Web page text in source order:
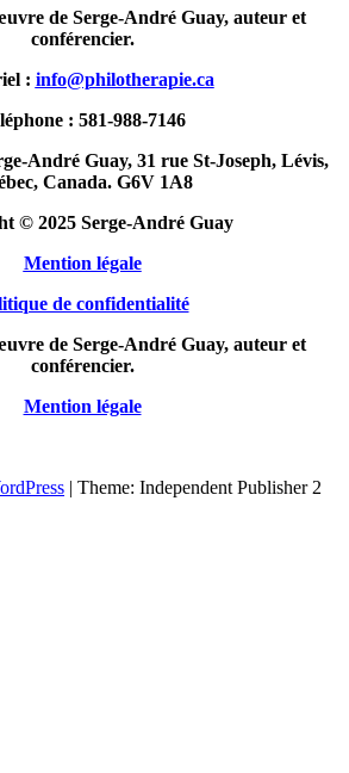
de Serge-André Guay, auteur et
conférencier.
: info@philotherapie.ca
: 581-988-7146
André Guay, 31 rue St-Joseph, Lévis,
Canada. G6V 1A8
© 2025 Serge-André Guay
Mention légale
de confidentialité
de Serge-André Guay, auteur et
conférencier.
Mention légale
| Theme: Independent Publisher 2